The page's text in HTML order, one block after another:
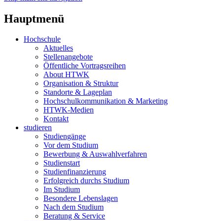
Hauptmenü
Hochschule
Aktuelles
Stellenangebote
Öffentliche Vortragsreihen
About HTWK
Organisation & Struktur
Standorte & Lageplan
Hochschulkommunikation & Marketing
HTWK-Medien
Kontakt
studieren
Studiengänge
Vor dem Studium
Bewerbung & Auswahlverfahren
Studienstart
Studienfinanzierung
Erfolgreich durchs Studium
Im Studium
Besondere Lebenslagen
Nach dem Studium
Beratung & Service